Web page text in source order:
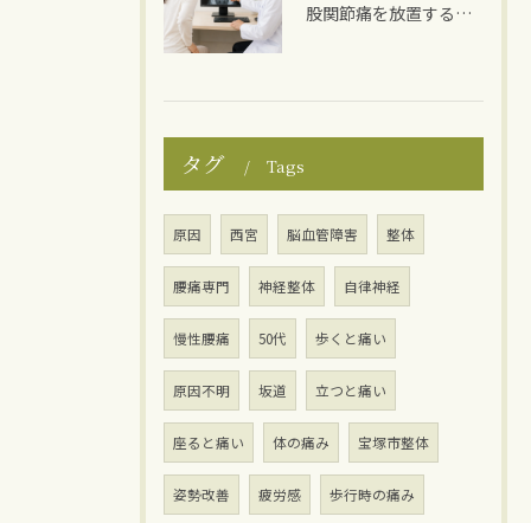
股関節痛を放置するとどうなる？
タグ Tags
原因 西宮 脳血管障害 整体
腰痛専門 神経整体 自律神経
慢性腰痛 50代 歩くと痛い
原因不明 坂道 立つと痛い
座ると痛い 体の痛み 宝塚市整体
姿勢改善 疲労感 歩行時の痛み